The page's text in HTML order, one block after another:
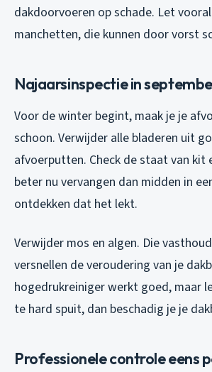
dakdoorvoeren op schade. Let
manchetten, die kunnen door vorst
Najaarsinspectie in
Voor de winter begint, maak je je
schoon. Verwijder alle bladeren uit
afvoerputten. Check de staat van kit
beter nu vervangen dan midden in
ontdekken dat het lekt.
Verwijder mos en algen. Die
versnellen de veroudering van je
hogedrukreiniger werkt goed, maar
te hard spuit, dan beschadig je je
Professionele controle eens